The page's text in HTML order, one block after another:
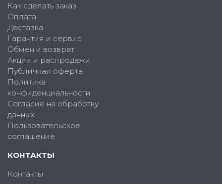
Как сделать заказ
Оплата
Доставка
Гарантия и сервис
Обмен и возврат
Акции и распродажи
Публичная оферта
Политика
конфиденциальности
Согласие на обработку
данных
Пользовательское
соглашение
КОНТАКТЫ
Контакты